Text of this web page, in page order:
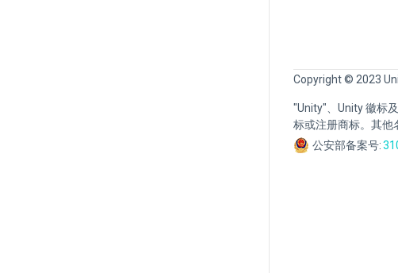
Copyright © 2023
"Unity"、Unity 徽标
标或注册商标。其他
公安部备案号: